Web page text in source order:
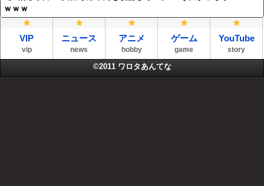
ｗｗｗ
VIP
vip
ニュース
news
アニメ
hobby
ゲーム
game
YouTube
story
©2011 ワロタあんてな